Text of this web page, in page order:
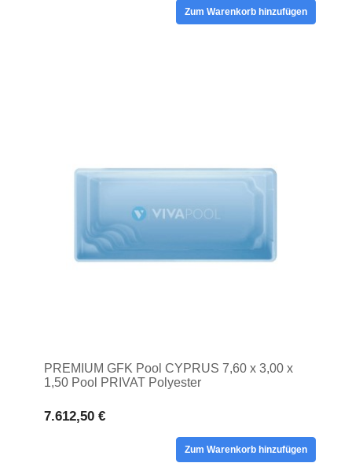
Zum Warenkorb hinzufügen
PREMIUM GFK Pool CYPRUS 7,60 x 3,00 x
1,50 Pool PRIVAT Polyester
7.612,50 €
Zum Warenkorb hinzufügen